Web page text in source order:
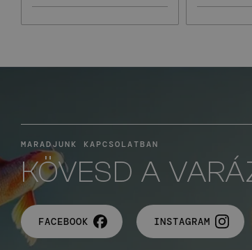
MARADJUNK KAPCSOLATBAN
KÖVESD A
FACEBOOK INSTAGRAM